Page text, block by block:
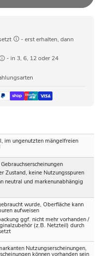
- erst erhalten, dann
- in 3, 6, 12 oder 24
im ungenutzten mängelfreien
Zustand, keine Nutzungsspuren
neutral und markenunabhängig
wurde, Oberfläche kann
aufweisen
ggf. nicht mehr vorhanden /
(z.B. Netzteil) durch
Nutzungserscheinungen,
können vorhanden sein